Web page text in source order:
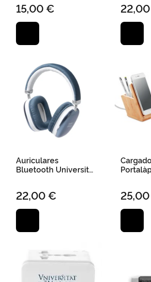
- Azul
15,00 €
Carga
Auriculares
Bluetooth Universitat
22,00 €
Bambú